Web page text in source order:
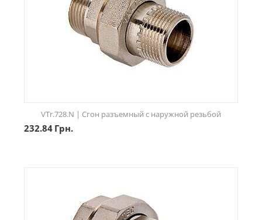
VTr.728.N | Сгон разъемный с наружной резьбой
232.84 Грн.